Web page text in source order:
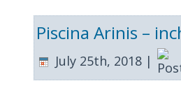
Piscina Arinis –
July 25th, 2018 |